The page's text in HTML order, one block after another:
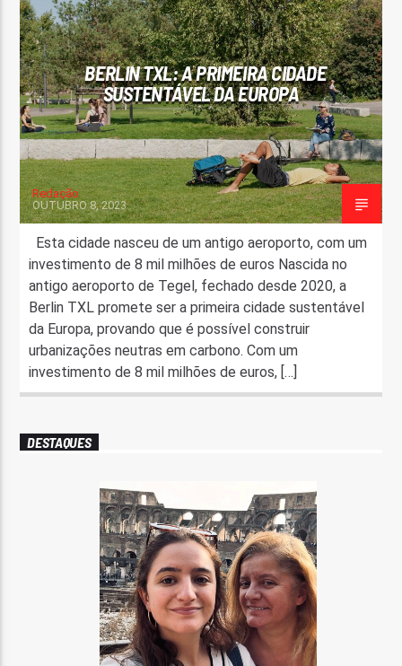
BERLIN TXL: A PRIMEIRA CIDADE
SUSTENTÁVEL DA EUROPA
Redação
OUTUBRO 8, 2023
Esta cidade nasceu de um antigo aeroporto, com um
investimento de 8 mil milhões de euros Nascida no
antigo aeroporto de Tegel, fechado desde 2020, a
Berlin TXL promete ser a primeira cidade sustentável
da Europa, provando que é possível construir
urbanizações neutras em carbono. Com um
investimento de 8 mil milhões de euros, […]
DESTAQUES